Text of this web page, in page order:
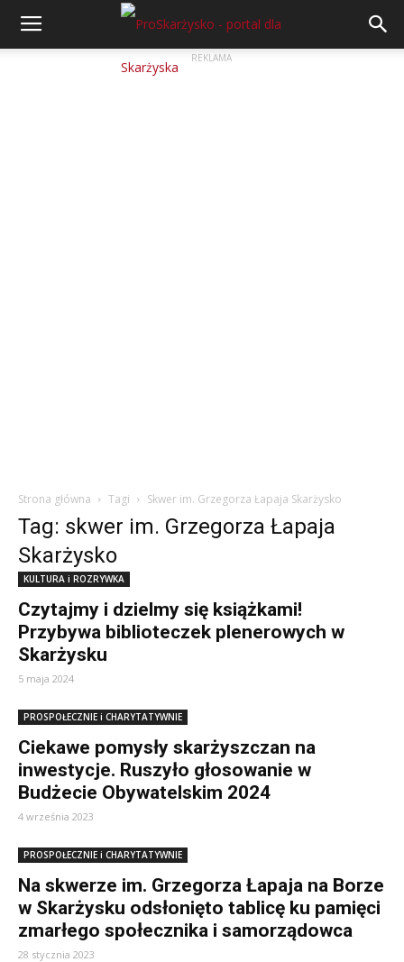
REKLAMA
Strona główna Tagi Skwer im. Grzegorza Łapaja Skarżysko
Tag: skwer im. Grzegorza Łapaja
Skarżysko
KULTURA i ROZRYWKA
Czytajmy i dzielmy się książkami!
Przybywa biblioteczek plenerowych w
Skarżysku
5 maja 2024
PROSPOŁECZNIE i CHARYTATYWNIE
Ciekawe pomysły skarżyszczan na
inwestycje. Ruszyło głosowanie w
Budżecie Obywatelskim 2024
4 września 2023
PROSPOŁECZNIE i CHARYTATYWNIE
Na skwerze im. Grzegorza Łapaja na Borze
w Skarżysku odsłonięto tablicę ku pamięci
zmarłego społecznika i samorządowca
28 stycznia 2023